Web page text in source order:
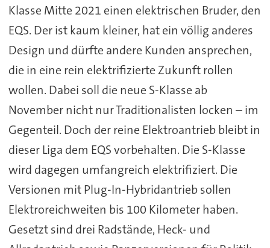
Klasse Mitte 2021 einen elektrischen Bruder, den
EQS. Der ist kaum kleiner, hat ein völlig anderes
Design und dürfte andere Kunden ansprechen,
die in eine rein elektrifizierte Zukunft rollen
wollen. Dabei soll die neue S-Klasse ab
November nicht nur Traditionalisten locken – im
Gegenteil. Doch der reine Elektroantrieb bleibt in
dieser Liga dem EQS vorbehalten. Die S-Klasse
wird dagegen umfangreich elektrifiziert. Die
Versionen mit Plug-In-Hybridantrieb sollen
Elektroreichweiten bis 100 Kilometer haben.
Gesetzt sind drei Radstände, Heck- und